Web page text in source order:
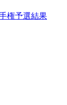
権予選結果